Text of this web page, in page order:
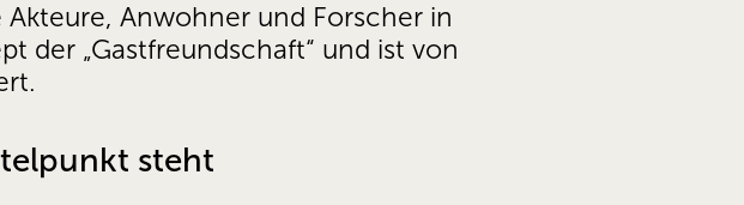
Anwohner und Forscher in
der „Gastfreundschaft“ und ist von
steht